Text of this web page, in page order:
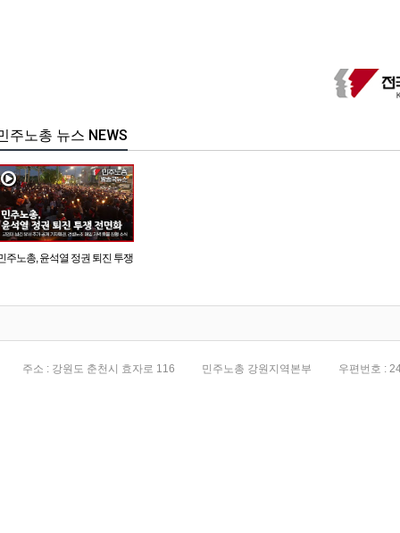
주노총 뉴스 NEWS
주노총, 윤석열 정권 퇴진 투쟁
주소 : 강원도 춘천시 효자로 116 민주노총 강원지역본부 우편번호 :